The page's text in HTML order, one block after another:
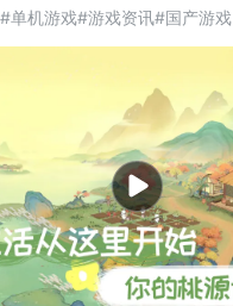
单机游戏#游戏资讯#国产游戏